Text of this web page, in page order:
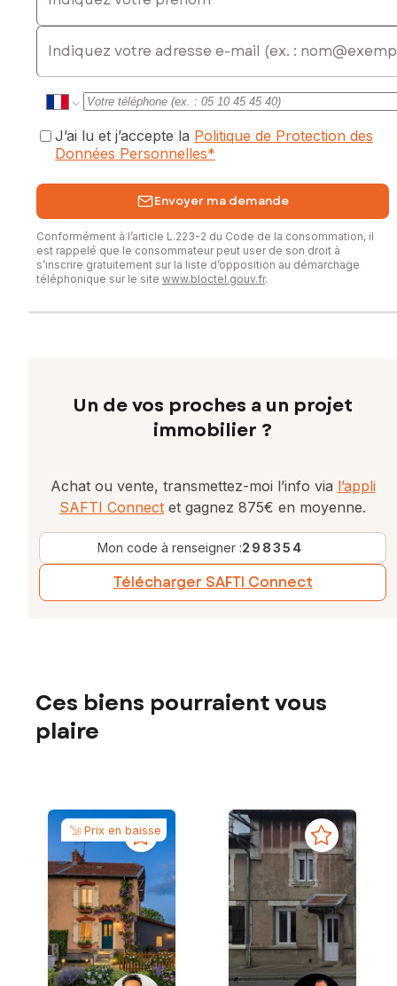
E-mail
J’ai lu et j’accepte la Politique de Protection des
Données Personnelles*
Envoyer ma demande
Conformément à l’article L.223-2 du Code de la consommation, il
est rappelé que le consommateur peut user de son droit à
s’inscrire gratuitement sur la liste d’opposition au démarchage
téléphonique sur le site www.bloctel.gouv.fr.
Un de vos proches a un projet
immobilier ?
Achat ou vente, transmettez-moi l’info via l’appli
SAFTI Connect et gagnez 875€ en moyenne.
Mon code à renseigner :298354
Télécharger SAFTI Connect
Ces biens pourraient vous
plaire
Prix en baisse